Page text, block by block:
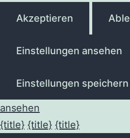
Akzeptieren
Einstellungen ansehen
Einstellungen speichern
ansehen
{title} {title} {title}